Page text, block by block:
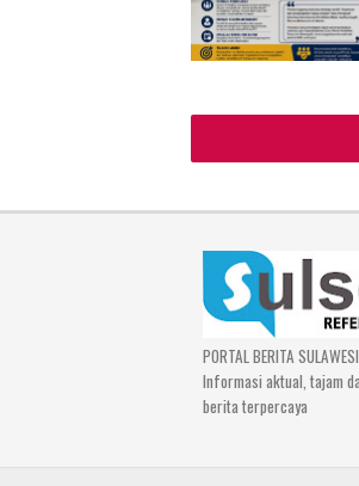
PORTAL BERITA
Informasi aktual, tajam
berita terpercaya